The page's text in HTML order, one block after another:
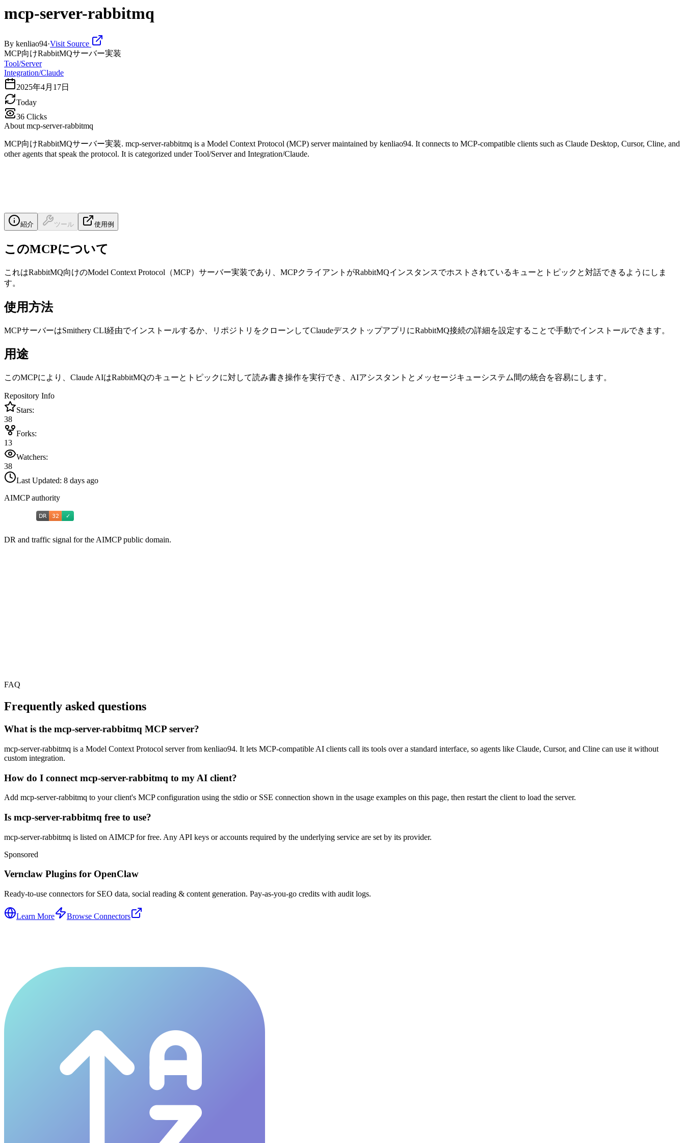
mcp-server-rabbitmq
By kenliao94·Visit Source
MCP向けRabbitMQサーバー実装
Tool/Server
Integration/Claude
2025年4月17日
Today
36 Clicks
About mcp-server-rabbitmq
MCP向けRabbitMQサーバー実装. mcp-server-rabbitmq is a Model Context Protocol (MCP) server maintained by kenliao94. It connects to MCP-compatible clients such as Claude Desktop, Cursor, Cline, and
other agents that speak the protocol. It is categorized under Tool/Server and Integration/Claude.
紹介 ツール 使用例
このMCPについて
これはRabbitMQ向けのModel Context Protocol（MCP）サーバー実装であり、MCPクライアントがRabbitMQインスタンスでホストされているキューとトピックと対話できるようにしま
す。
使用方法
MCPサーバーはSmithery CLI経由でインストールするか、リポジトリをクローンしてClaudeデスクトップアプリにRabbitMQ接続の詳細を設定することで手動でインストールできます。
用途
このMCPにより、Claude AIはRabbitMQのキューとトピックに対して読み書き操作を実行でき、AIアシスタントとメッセージキューシステム間の統合を容易にします。
Repository Info
Stars:
38
Forks:
13
Watchers:
38
Last Updated: 8 days ago
AIMCP authority
DR and traffic signal for the AIMCP public domain.
FAQ
Frequently asked questions
What is the mcp-server-rabbitmq MCP server?
mcp-server-rabbitmq is a Model Context Protocol server from kenliao94. It lets MCP-compatible AI clients call its tools over a standard interface, so agents like Claude, Cursor, and Cline can use it without
custom integration.
How do I connect mcp-server-rabbitmq to my AI client?
Add mcp-server-rabbitmq to your client's MCP configuration using the stdio or SSE connection shown in the usage examples on this page, then restart the client to load the server.
Is mcp-server-rabbitmq free to use?
mcp-server-rabbitmq is listed on AIMCP for free. Any API keys or accounts required by the underlying service are set by its provider.
Sponsored
Vernclaw Plugins for OpenClaw
Ready-to-use connectors for SEO data, social reading & content generation. Pay-as-you-go credits with audit logs.
Learn More Browse Connectors